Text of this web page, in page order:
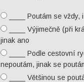
____ Poutám se vždy,
____ Výjimečně (při
jinak ano
____ Podle cestovní
nepoutám, jinak se
____ Většinou se